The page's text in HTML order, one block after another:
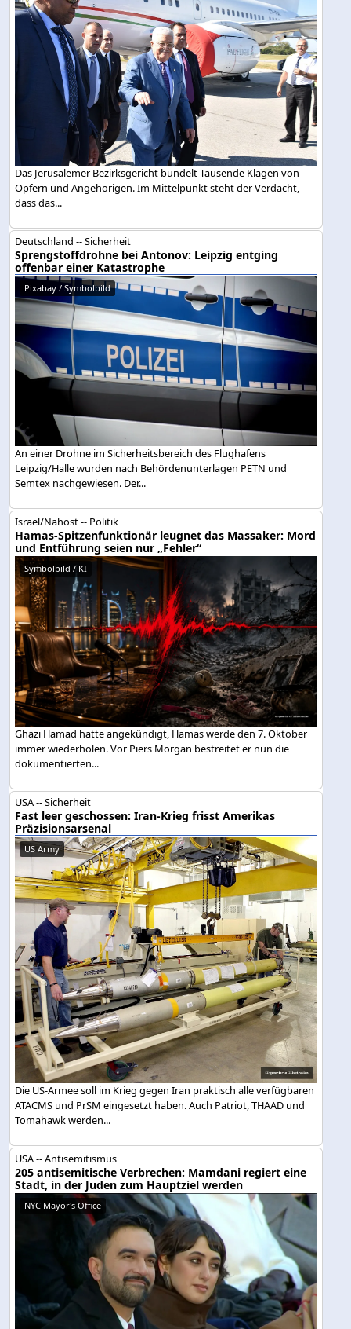
Das Jerusalemer Bezirksgericht bündelt Tausende Klagen von
Opfern und Angehörigen. Im Mittelpunkt steht der Verdacht,
dass das...
Deutschland -- Sicherheit
Sprengstoffdrohne bei Antonov: Leipzig entging
offenbar einer Katastrophe
Pixabay / Symbolbild
An einer Drohne im Sicherheitsbereich des Flughafens
Leipzig/Halle wurden nach Behördenunterlagen PETN und
Semtex nachgewiesen. Der...
Israel/Nahost -- Politik
Hamas-Spitzenfunktionär leugnet das Massaker: Mord
und Entführung seien nur „Fehler“
Symbolbild / KI
Ghazi Hamad hatte angekündigt, Hamas werde den 7. Oktober
immer wiederholen. Vor Piers Morgan bestreitet er nun die
dokumentierten...
USA -- Sicherheit
Fast leer geschossen: Iran-Krieg frisst Amerikas
Präzisionsarsenal
US Army
Die US-Armee soll im Krieg gegen Iran praktisch alle verfügbaren
ATACMS und PrSM eingesetzt haben. Auch Patriot, THAAD und
Tomahawk werden...
USA -- Antisemitismus
205 antisemitische Verbrechen: Mamdani regiert eine
Stadt, in der Juden zum Hauptziel werden
NYC Mayor's Office